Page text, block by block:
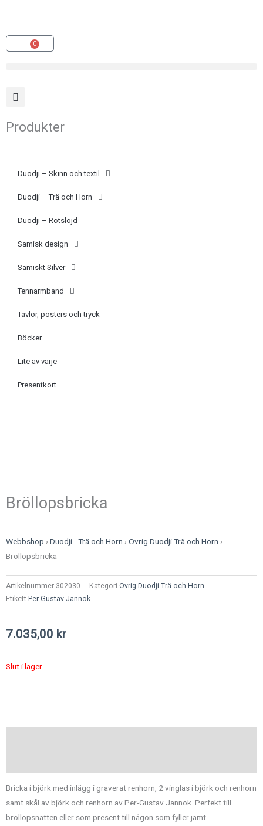
innehåll
0
Varukorg
Produkter
Duodji – Skinn och textil
Duodji – Trä och Horn
Duodji – Rotslöjd
Samisk design
Samiskt Silver
Tennarmband
Tavlor, posters och tryck
Böcker
Lite av varje
Presentkort
Bröllopsbricka
Webbshop ›Duodji - Trä och Horn ›Övrig Duodji Trä och Horn ›
Bröllopsbricka
Artikelnummer 302030 Kategori Övrig Duodji Trä och Horn
Etikett Per-Gustav Jannok
7.035,00 kr
Slut i lager
Bricka i björk med inlägg i graverat renhorn, 2 vinglas i björk och renhorn
samt skål av björk och renhorn av Per-Gustav Jannok. Perfekt till
bröllopsnatten eller som present till någon som fyller jämt.